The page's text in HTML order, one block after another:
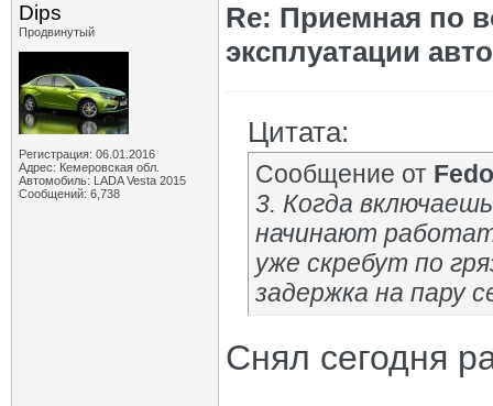
Dips
Продвинутый
Регистрация: 06.01.2016
Адрес: Кемеровская обл.
Автомобиль: LADA Vesta 2015
Сообщений: 6,738
Re: Приемная по
эксплуатации
Цитата:
Сообщение от
3. Когда
начинают
уже скребут по
задержка на пару
Снял сегодня